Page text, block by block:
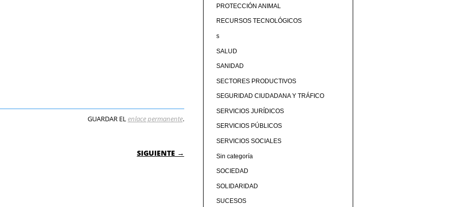
GUARDAR ELenlace permanente.
SIGUIENTE →
PROTECCIÓN ANIMAL
RECURSOS TECNOLÓGICOS
s
SALUD
SANIDAD
SECTORES PRODUCTIVOS
SEGURIDAD CIUDADANA Y TRÁFICO
SERVICIOS JURÍDICOS
SERVICIOS PÚBLICOS
SERVICIOS SOCIALES
Sin categoría
SOCIEDAD
SOLIDARIDAD
SUCESOS